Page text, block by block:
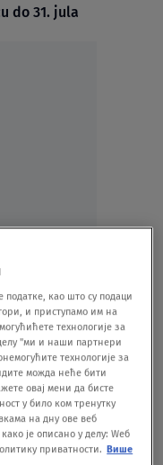
do 31. jula
u i MOL-u: Hoće li
jula?
Produžena licenca
produžetak
податке, као што су подаци
и приступамо им на
технологије за
"ми и наши партнери
технологије за
можда неће бити
овај мени да бисте
у било ком тренутку
на дну ове веб
је описано у делу: Wеб
приватности. Више